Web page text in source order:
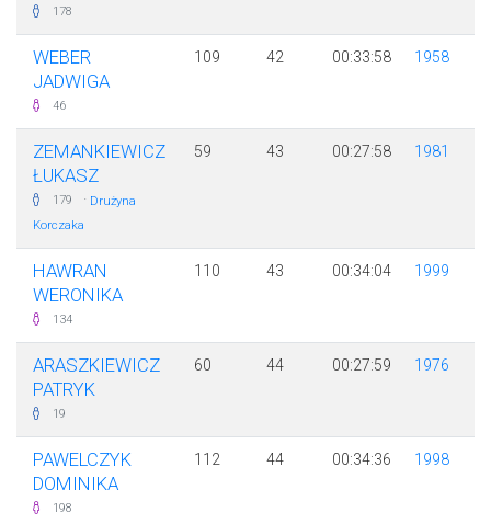
178
WEBER
JADWIGA
46
109 42 00:33:58 1958
ZEMANKIEWICZ
ŁUKASZ
179 · Drużyna
Korczaka
59 43 00:27:58 1981
HAWRAN
WERONIKA
134
110 43 00:34:04 1999
ARASZKIEWICZ
PATRYK
19
60 44 00:27:59 1976
PAWELCZYK
DOMINIKA
198
112 44 00:34:36 1998